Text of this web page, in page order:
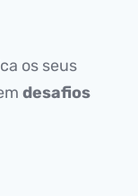
os seus
desafios